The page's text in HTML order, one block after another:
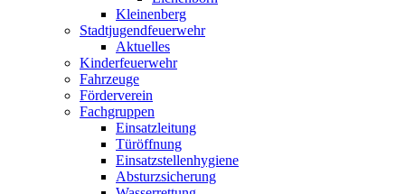
Kleinenberg
Stadtjugendfeuerwehr
Aktuelles
Kinderfeuerwehr
Fahrzeuge
Förderverein
Fachgruppen
Einsatzleitung
Türöffnung
Einsatzstellenhygiene
Absturzsicherung